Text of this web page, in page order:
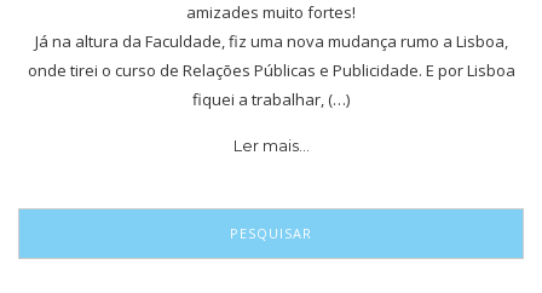
amizades muito fortes!
Já na altura da Faculdade, fiz uma nova mudança rumo a Lisboa,
onde tirei o curso de Relações Públicas e Publicidade. E por Lisboa
fiquei a trabalhar, (…)
Ler mais…
PESQUISAR